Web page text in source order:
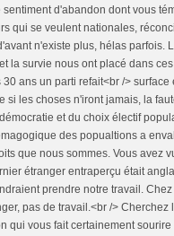
d'abandon dont vous
qui se veulent nationales,
n'existe plus, hélas parfois.
la survie nous ont placé dans
ans un parti refait<br /> surface
si les choses n'iront jamais, la
et du choix électif
des popualtions a
que nous sommes. Vous avez
étranger entraperçu était
prendre notre travail.
pas de travail.<br /> Cherchez
qui vous fait certainement